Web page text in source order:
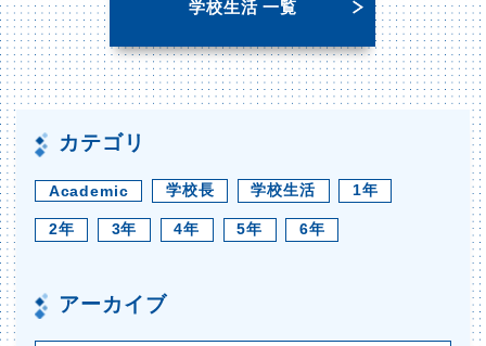
学校生活 一覧
カテゴリ
Academic 学校長 学校生活 1年
2年 3年 4年 5年 6年
アーカイブ